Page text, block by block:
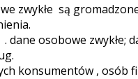
zwykłe są
. dane osobowe zwykłe;
konsumentów ,